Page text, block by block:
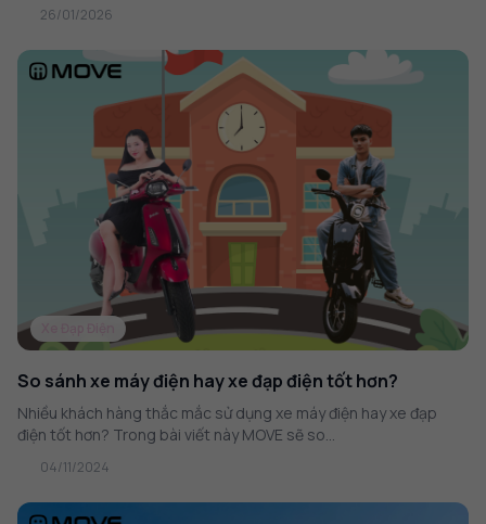
26/01/2026
So sánh xe máy điện hay xe đạp điện tốt hơn?
Nhiều khách hàng thắc mắc sử dụng xe máy điện hay xe đạp
điện tốt hơn? Trong bài viết này MOVE sẽ so...
04/11/2024